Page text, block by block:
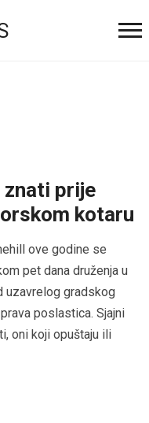
znati prije
kotaru
ove godine se
pet dana druženja u
uzavrelog gradskog
poslastica. Sjajni
oni koji opuštaju ili